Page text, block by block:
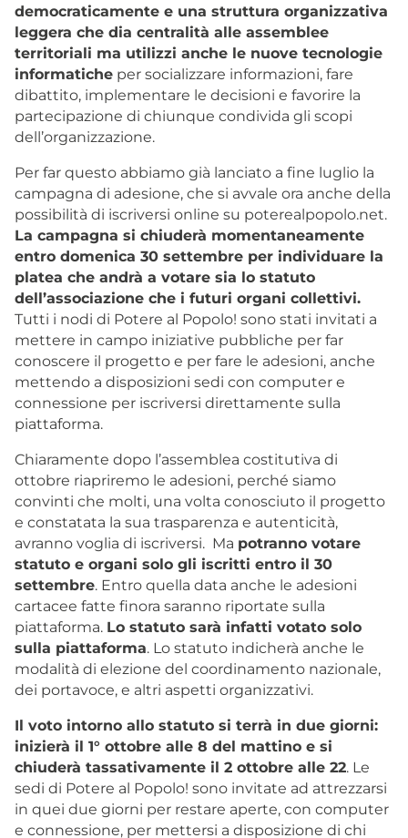
democraticamente e una struttura organizzativa
leggera che dia centralità alle assemblee
territoriali ma utilizzi anche le nuove tecnologie
informatiche per socializzare informazioni, fare
dibattito, implementare le decisioni e favorire la
partecipazione di chiunque condivida gli scopi
dell’organizzazione.
Per far questo abbiamo già lanciato a fine luglio la
campagna di adesione, che si avvale ora anche della
possibilità di iscriversi online su poterealpopolo.net.
La campagna si chiuderà momentaneamente
entro domenica 30 settembre per individuare la
platea che andrà a votare sia lo statuto
dell’associazione che i futuri organi collettivi.
Tutti i nodi di Potere al Popolo! sono stati invitati a
mettere in campo iniziative pubbliche per far
conoscere il progetto e per fare le adesioni, anche
mettendo a disposizioni sedi con computer e
connessione per iscriversi direttamente sulla
piattaforma.
Chiaramente dopo l’assemblea costitutiva di
ottobre riapriremo le adesioni, perché siamo
convinti che molti, una volta conosciuto il progetto
e constatata la sua trasparenza e autenticità,
avranno voglia di iscriversi. Ma potranno votare
statuto e organi solo gli iscritti entro il 30
settembre. Entro quella data anche le adesioni
cartacee fatte finora saranno riportate sulla
piattaforma. Lo statuto sarà infatti votato solo
sulla piattaforma. Lo statuto indicherà anche le
modalità di elezione del coordinamento nazionale,
dei portavoce, e altri aspetti organizzativi.
Il voto intorno allo statuto si terrà in due giorni:
inizierà il 1° ottobre alle 8 del mattino e si
chiuderà tassativamente il 2 ottobre alle 22. Le
sedi di Potere al Popolo! sono invitate ad attrezzarsi
in quei due giorni per restare aperte, con computer
e connessione, per mettersi a disposizione di chi